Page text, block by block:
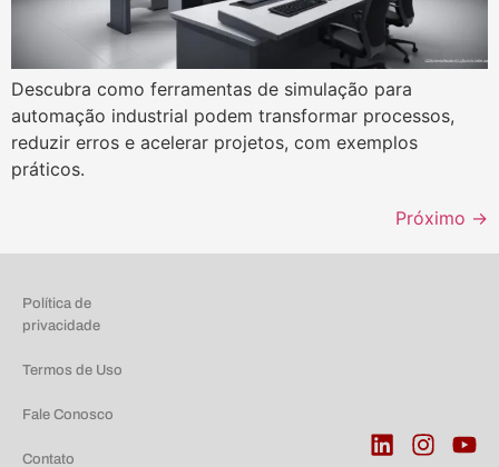
Descubra como ferramentas de simulação para
automação industrial podem transformar processos,
reduzir erros e acelerar projetos, com exemplos
práticos.
Próximo →
Política de
privacidade
Termos de Uso
Fale Conosco
Contato